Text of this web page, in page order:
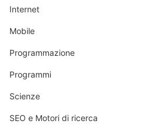
Internet
Mobile
Programmazione
Programmi
Scienze
SEO e Motori di ricerca